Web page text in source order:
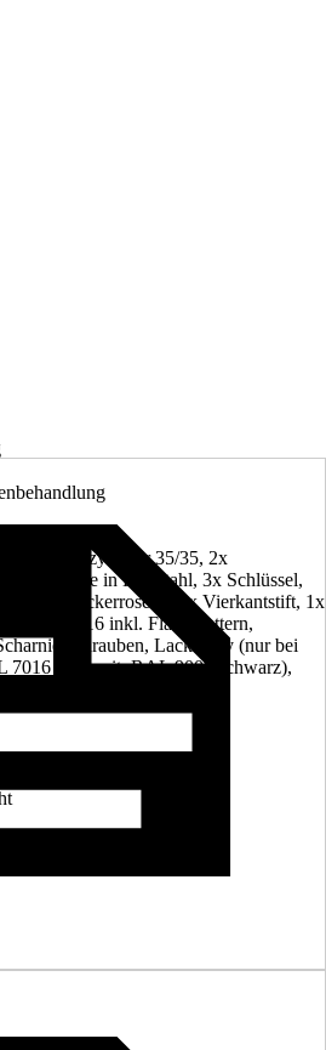
35/35, 2x
in Edelstahl, 3x Schlüssel,
2x Drückerrosette, 1x Vierkantstift, 1x
M16 inkl. Flachmuttern,
Lackspray (nur bei
7016 anthrazit, RAL 9005 schwarz),